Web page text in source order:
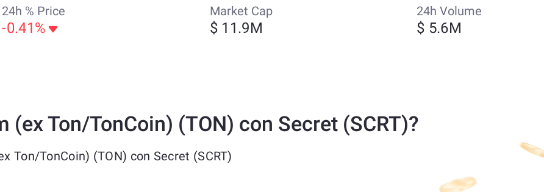
24h % Price
-0.41%
Market Cap
$ 11.9M
24h Volume
$ 5.6M
(ex Ton/TonCoin) (TON) con Secret (SCRT)?
Ton/TonCoin) (TON) con Secret (SCRT)